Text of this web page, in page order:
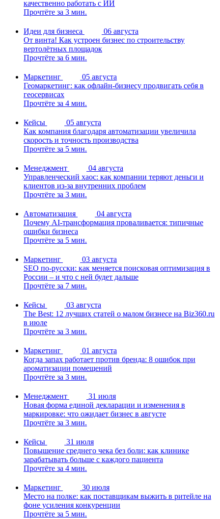
качественно работать с ИИ
Прочтёте за 3 мин.
Идеи для бизнеса
06 августа
От винта! Как устроен бизнес по строительству
вертолётных площадок
Прочтёте за 6 мин.
Маркетинг
05 августа
Геомаркетинг: как офлайн-бизнесу продвигать себя в
геосервисах
Прочтёте за 4 мин.
Кейсы
05 августа
Как компания благодаря автоматизации увеличила
скорость и точность производства
Прочтёте за 5 мин.
Менеджмент
04 августа
Управленческий хаос: как компании теряют деньги и
клиентов из-за внутренних проблем
Прочтёте за 3 мин.
Автоматизация
04 августа
Почему AI-трансформация проваливается: типичные
ошибки бизнеса
Прочтёте за 5 мин.
Маркетинг
03 августа
SEO по-русски: как меняется поисковая оптимизация в
России – и что с ней будет дальше
Прочтёте за 7 мин.
Кейсы
03 августа
The Best: 12 лучших статей о малом бизнесе на Biz360.ru
в июле
Прочтёте за 3 мин.
Маркетинг
01 августа
Когда запах работает против бренда: 8 ошибок при
ароматизации помещений
Прочтёте за 3 мин.
Менеджмент
31 июля
Новая форма единой декларации и изменения в
маркировке: что ожидает бизнес в августе
Прочтёте за 3 мин.
Кейсы
31 июля
Повышение среднего чека без боли: как клинике
зарабатывать больше с каждого пациента
Прочтёте за 4 мин.
Маркетинг
30 июля
Место на полке: как поставщикам выжить в ритейле на
фоне усиления конкуренции
Прочтёте за 5 мин.